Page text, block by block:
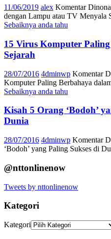
11/06/2019 alex Komentar
dengan Lampu atau TV Menyala
Sebaiknya anda tahu
15 Virus Komputer
Sejarah
28/07/2016 4dminwp Komentar
Komputer Paling Berbahaya
Sebaiknya anda tahu
Kisah 5 Orang ‘Bodoh’
Dunia
28/07/2016 4dminwp Komentar
‘Bodoh’ yang Paling Sukses di
@nttonlinenow
Tweets by nttonlinenow
Kategori
Kategori